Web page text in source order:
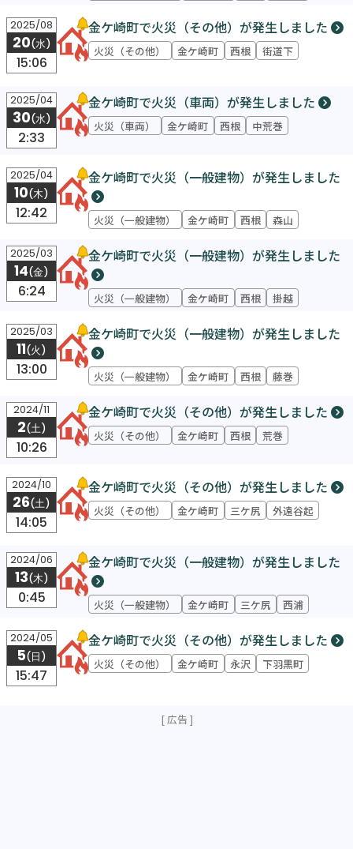
2025/08
20(水)
15:06
金ケ崎町で火災（その他）が発生しました
火災（その他） 金ケ崎町 西根 街道下
2025/04
30(水)
2:33
金ケ崎町で火災（車両）が発生しました
火災（車両） 金ケ崎町 西根 中荒巻
2025/04
10(木)
12:42
金ケ崎町で火災（一般建物）が発生しました
火災（一般建物） 金ケ崎町 西根 森山
2025/03
14(金)
6:24
金ケ崎町で火災（一般建物）が発生しました
火災（一般建物） 金ケ崎町 西根 掛越
2025/03
11(火)
13:00
金ケ崎町で火災（一般建物）が発生しました
火災（一般建物） 金ケ崎町 西根 藤巻
2024/11
2(土)
10:26
金ケ崎町で火災（その他）が発生しました
火災（その他） 金ケ崎町 西根 荒巻
2024/10
26(土)
14:05
金ケ崎町で火災（その他）が発生しました
火災（その他） 金ケ崎町 三ケ尻 外遠谷起
2024/06
13(木)
0:45
金ケ崎町で火災（一般建物）が発生しました
火災（一般建物） 金ケ崎町 三ケ尻 西浦
2024/05
5(日)
15:47
金ケ崎町で火災（その他）が発生しました
火災（その他） 金ケ崎町 永沢 下羽黒町